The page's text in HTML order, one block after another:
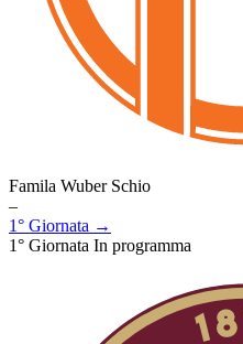
Famila Wuber Schio
–
1° Giornata →
1° Giornata In programma